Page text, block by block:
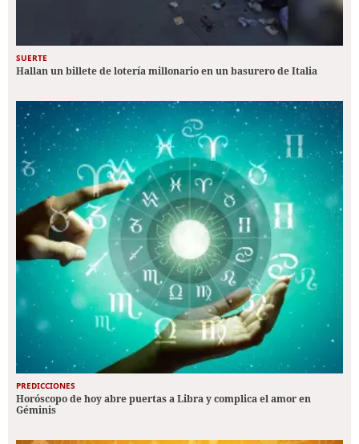
SUERTE
Hallan un billete de lotería millonario en un basurero de Italia
PREDICCIONES
Horóscopo de hoy abre puertas a Libra y complica el amor en
Géminis